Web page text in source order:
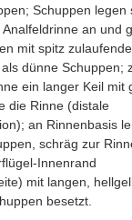
Schuppen legen
an und
mit spitz
dünne Schuppen;
ein langer Keil mit
die Rinne (distale
an Rinnenbasis
schräg zur
Innenrand
mit langen,
besetzt.